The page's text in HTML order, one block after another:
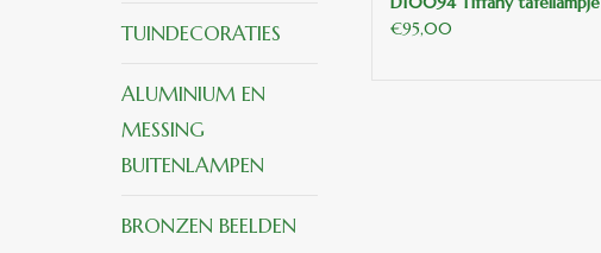
TUINDECORATIES
ALUMINIUM EN
MESSING
BUITENLAMPEN
BRONZEN BEELDEN
€95,00